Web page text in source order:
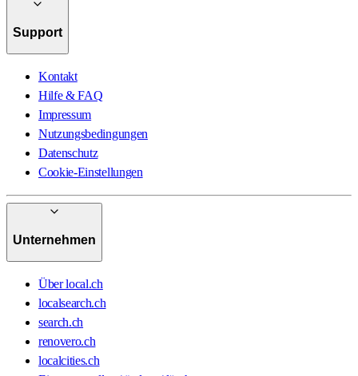
Support
Kontakt
Hilfe & FAQ
Impressum
Nutzungsbedingungen
Datenschutz
Cookie-Einstellungen
Unternehmen
Über local.ch
localsearch.ch
search.ch
renovero.ch
localcities.ch